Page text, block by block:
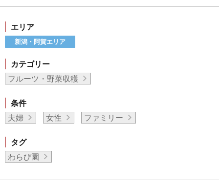
エリア
新潟・阿賀エリア
カテゴリー
フルーツ・野菜収穫
条件
夫婦
女性 ファミリー
タグ
わらび園